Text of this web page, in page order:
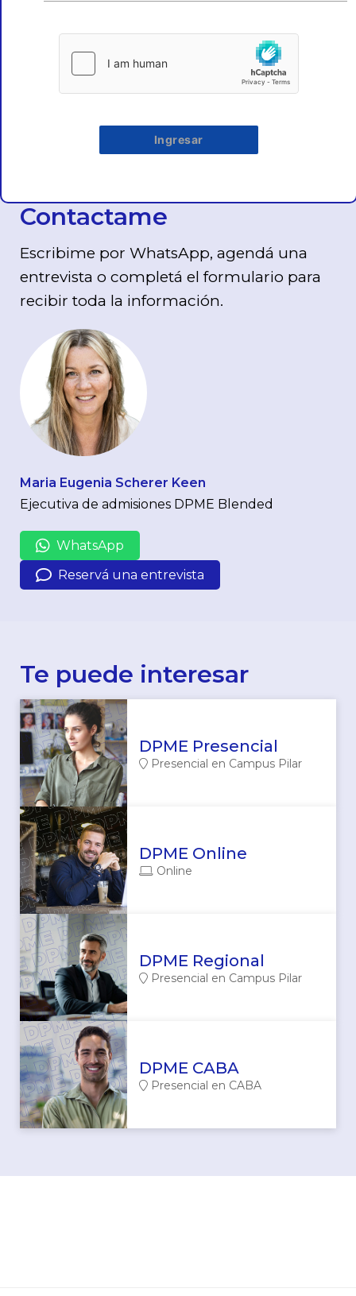
Contactame
Escribime por WhatsApp, agendá una
entrevista o completá el formulario para
recibir toda la información.
Maria Eugenia Scherer Keen
Ejecutiva de admisiones DPME Blended
WhatsApp
Reservá una entrevista
Ingresar
Te puede interesar
DPME Presencial
Presencial en Campus Pilar
DPME Online
Online
DPME Regional
Presencial en Campus Pilar
DPME CABA
Presencial en CABA